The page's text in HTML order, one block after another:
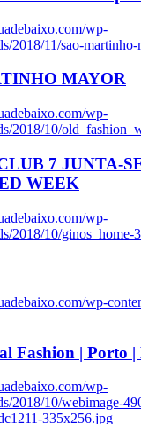
wp-
2018/11/sao-
MAYOR
wp-
2018/10/
7 JUNTA-
WEEK
wp-
2018/10/ginos_home-
wp-
Fashion | Porto |
wp-
2018/10/webimage-
335x256.jpg